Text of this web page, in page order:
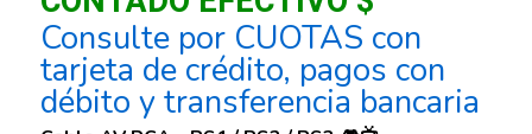
Consulte por CUOTAS con
tarjeta de crédito, pagos con
débito y transferencia bancaria